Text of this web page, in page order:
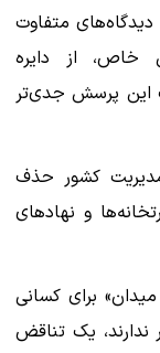
متفاوت
خاص، از دایره
این پرسش جدی‌تر
کشور حذف
و نهادهای
برای کسانی
ندارند، یک تناقض